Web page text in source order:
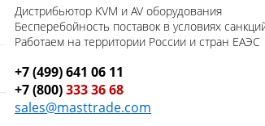
Дистрибьютор KVM и AV оборудования
Бесперебойность поставок в условиях
Работаем на территории России и стран ЕАЭС
+7 (499) 641 06 11
+7 (800)333 36 68
sales@masttrade.com